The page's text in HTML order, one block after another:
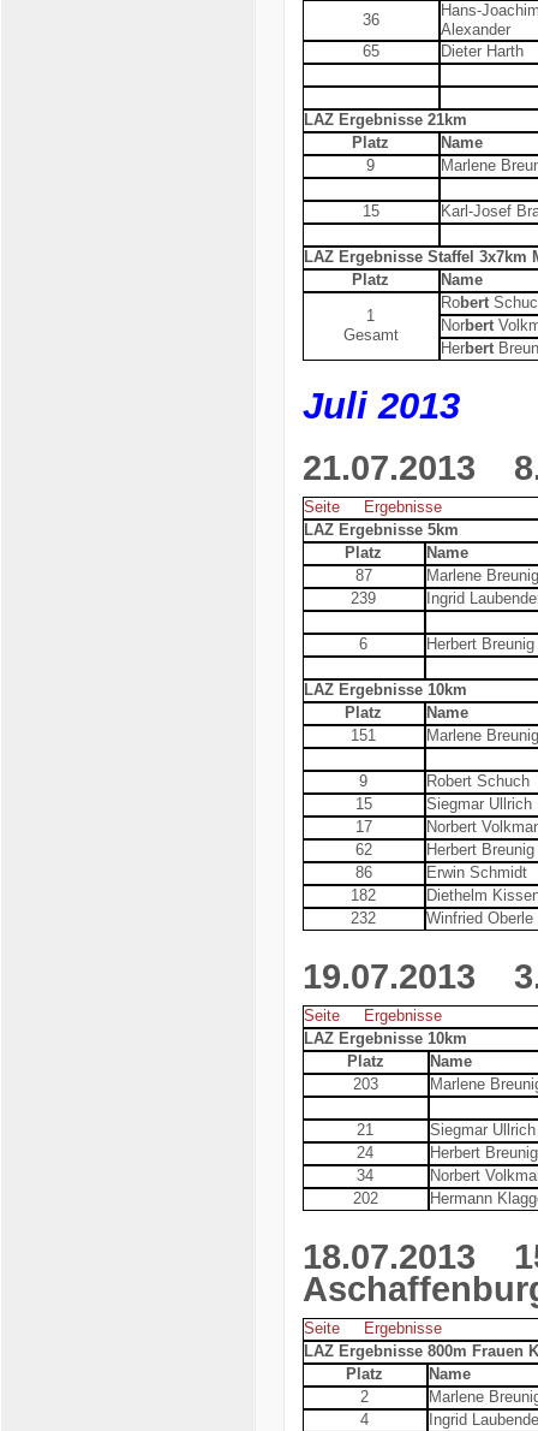
36
Hans-
Alexander
65
Dieter Harth
LAZ Ergebnisse 21km
Platz
Name
9
Marlene
15 Karl-Josef
LAZ Ergebnisse Staffel 3x7km
Platz
Name
1
Gesamt
Robert
Norbert
Herbert
Juli 2013
21.07.2013 8.
Seite
Ergebnisse
LAZ Ergebnisse 5km
Platz
Name
87
Marlene Breunig
239
Ingrid
6 Herbert Breunig
LAZ Ergebnisse 10km
Platz
Name
151
Marlene Breunig
9
Robert Schuch
15
Siegmar Ullrich
17
Norbert
62
Herbert Breunig
86
Erwin Schmidt
182
Diethelm
232
Winfried Oberle
19.07.2013 3.
Seite
Ergebnisse
LAZ Ergebnisse 10km
Platz
Name
203
Marlene
21
Siegmar Ullrich
24
Herbert Breunig
34
Norbert
202
Hermann
18.07.2013
Seite
Ergebnisse
LAZ Ergebnisse 800m Frauen
Platz
Name
2
Marlene
4
Ingrid